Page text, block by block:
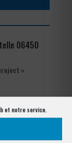
et notre service.
06450
»